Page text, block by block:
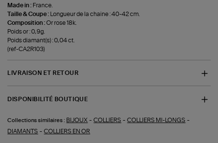
Made in : France.
Taille & Coupe :
Longueur de la chaine : 40-42 cm.
Composition :Or rose 18k.
Poids or : 0,9g.
Poids diamant(s) : 0,04 ct.
(ref-CA2R103)
LIVRAISON ET RETOUR
DISPONIBILITÉ BOUTIQUE
Collections similaires : BIJOUX -COLLIERS -COLLIERS MI-LONGS -
DIAMANTS -COLLIERS EN OR